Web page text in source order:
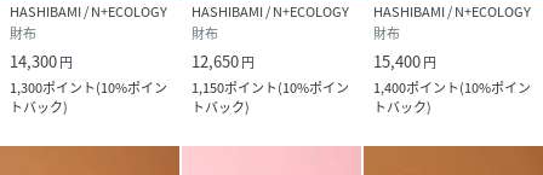
羊革/サテン(ポリエステル100%)
サイズ FREE
品番
NM0578_Ha
HASHIBAMI / N+ECOLOGY
財布
14,300円
1,300ポイント(10%ポイン
トバック)
HASHIBAMI / N+ECOLOGY
財布
12,650円
1,150ポイント(10%ポイン
トバック)
HASHIBAMI / N+ECOLOGY
財布
15,400円
1,400ポイント(10%ポイン
トバック)